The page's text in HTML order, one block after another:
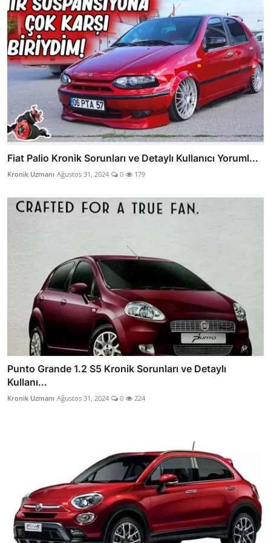
Fiat Palio Kronik Sorunları ve Detaylı Kullanıcı Yoruml...
Kronik Uzmanı Ağustos 31, 2024 0 179
Punto Grande 1.2 S5 Kronik Sorunları ve Detaylı
Kullanı...
Kronik Uzmanı Ağustos 31, 2024 0 224